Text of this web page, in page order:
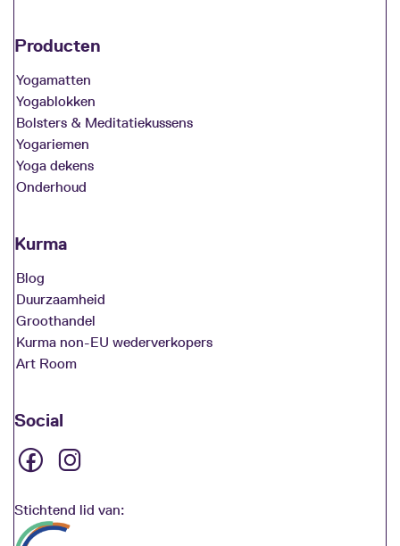
Producten
Yogamatten
Yogablokken
Bolsters & Meditatiekussens
Yogariemen
Yoga dekens
Onderhoud
Kurma
Blog
Duurzaamheid
Groothandel
Kurma non-EU wederverkopers
Art Room
Social
Stichtend lid van: